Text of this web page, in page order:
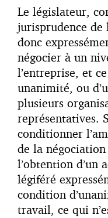
Le législateur,
jurisprudence
donc
négocier à un
l’entreprise, et
unanimité, ou
plusieurs
représentatives.
conditionner
de la
l’obtention d’un
légiféré
condition
travail, ce qui